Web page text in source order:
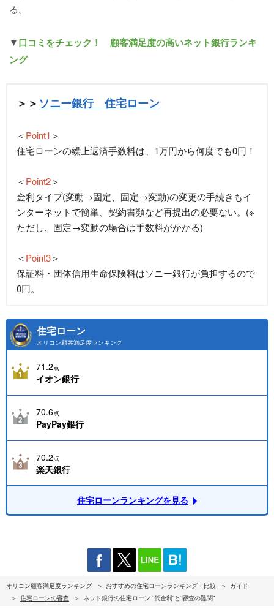
る。
▼口コミをチェック！ 顧客満足度の高いネット銀行ランキ
ング
＞＞ソニー銀行 住宅ローン
＜Point1 ＞
住宅ローンの繰上返済手数料は、1万円から何度でも0円！
＜Point2＞
金利タイプ(変動→固定、固定→変動)の変更の手続きもイ
ンターネットで簡単、契約書類など再提出の必要ない。(※
ただし、固定→変動の場合は手数料がかかる)
＜Point3＞
保証料・団体信用生命保険料はソニー銀行が負担するので
0円。
住宅ローン
オリコン顧客満足度ランキング
71.2点
イオン銀行
70.6点
PayPay銀行
70.2点
楽天銀行
住宅ローンランキングを見る
オリコン顧客満足度ランキング おすすめの住宅ローンランキング・比較
ガイド
住宅ローンの審査
ネット銀行の住宅ローン “低金利”と“審査の難関”